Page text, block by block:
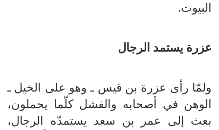
البيوت.
عزرة يستمد الرجال
ولمّا رأى عزرة بن قيس ـ وهو على الخيل ـ
الوهن في أصحابه والفشل كلّما يحملون،
بعث إلى عمر بن سعد يستمدّه الرجال،